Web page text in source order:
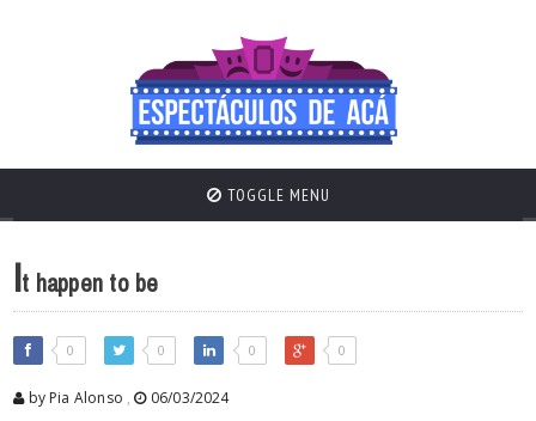
TOGGLE MENU
It happen to be
0 0 0 0
by Pia Alonso , 06/03/2024